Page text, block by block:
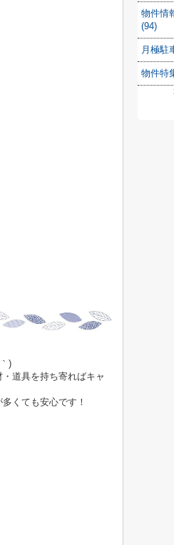
)
道具を持ち寄ればキャ
くても安心です！
物件情
(94)
月極駐
物件特